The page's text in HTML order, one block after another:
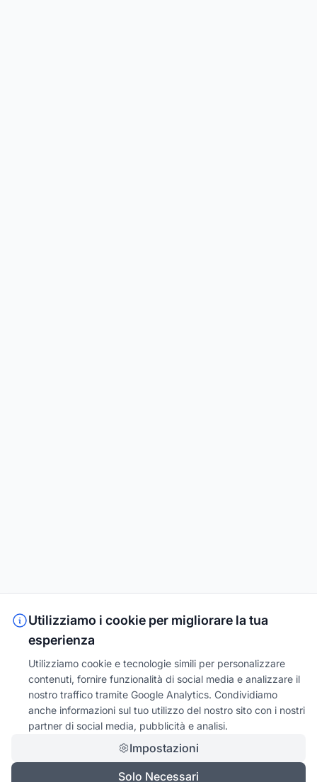
Utilizziamo i cookie per migliorare la tua
esperienza
Utilizziamo cookie e tecnologie simili per personalizzare
contenuti, fornire funzionalità di social media e analizzare il
nostro traffico tramite Google Analytics. Condividiamo
anche informazioni sul tuo utilizzo del nostro sito con i nostri
partner di social media, pubblicità e analisi.
Impostazioni
Solo Necessari